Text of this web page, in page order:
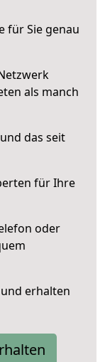
für Sie genau
als manch
das seit
für Ihre
oder
und erhalten